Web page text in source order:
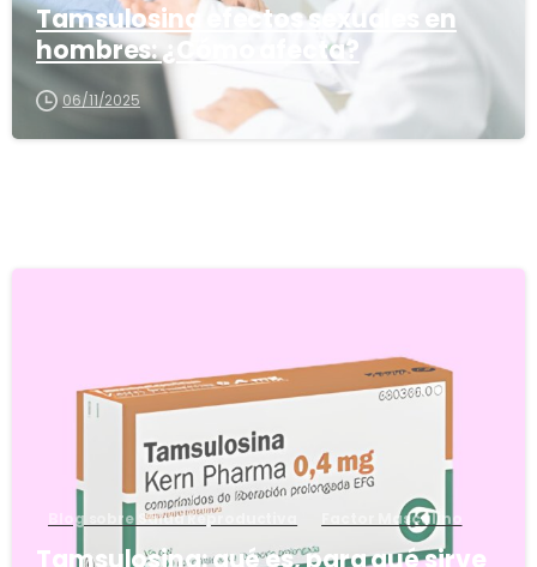
Tamsulosina efectos sexuales en
hombres: ¿Cómo afecta?
06/11/2025
Blog sobre Salud Reproductiva Factor Masculino
Tamsulosina: qué es, para qué sirve